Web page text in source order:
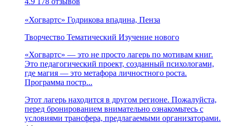
«Хогвартс» Годрикова впадина, Пенза
Творчество Тематический Изучение нового
«Хогвартс» — это не просто лагерь по мотивам книг.
Это педагогический проект, созданный психологами,
где магия — это метафора личностного роста.
Программа постр...
Этот лагерь находится в другом регионе. Пожалуйста,
перед бронированием внимательно ознакомьтесь с
условиями трансфера, предлагаемыми организаторами.